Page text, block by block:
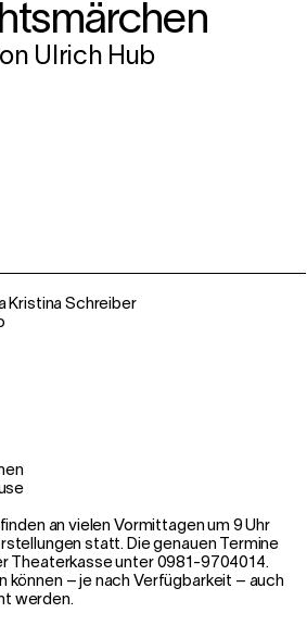
Ulrich Hub
Kristina Schreiber
finden an vielen Vormittagen um 9 Uhr
statt. Die genauen Termine
Theaterkasse unter 0981-9704014.
können – je nach Verfügbarkeit – auch
werden.